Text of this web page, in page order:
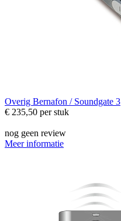
Overig Bernafon / Soundgate 3
€ 235,50 per stuk
nog geen review
Meer informatie